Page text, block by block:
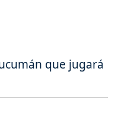
que jugará